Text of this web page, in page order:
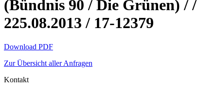
(Bündnis 90 / Die Grünen) / /
225.08.2013 / 17-12379
Download PDF
Zur Übersicht aller Anfragen
Kontakt